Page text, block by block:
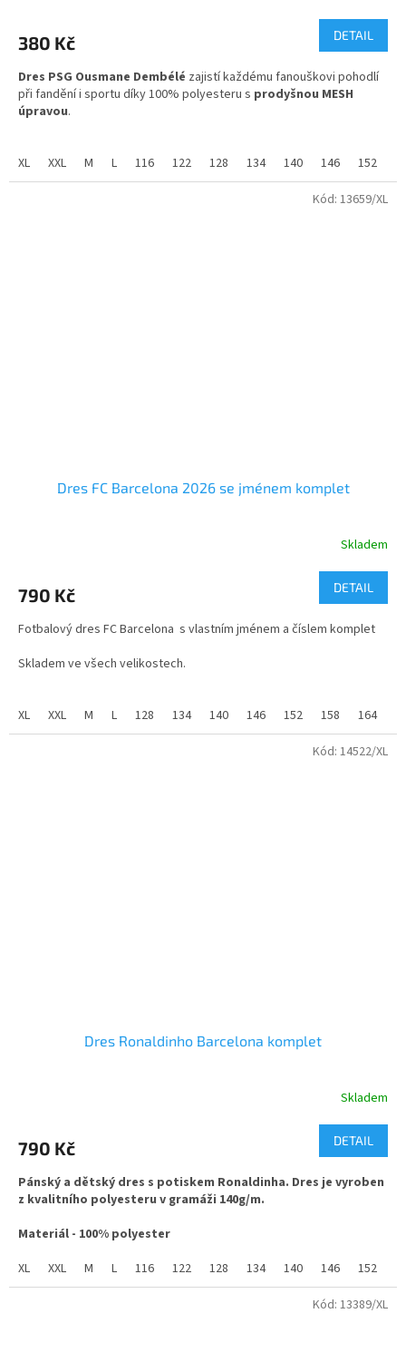
je
z
5
hvězdiček.
380 Kč DETAIL
Dres PSG Ousmane Dembélé zajistí každému fanouškovi pohodlí
při fandění i sportu díky 100% polyesteru s prodyšnou MESH
úpravou.
všech velikostech od 116 až po XXL.
XL XXL M L 116 122 128 134 140 146 152
Dres FC Barcelona 2026 se jménem komplet
je
z
hvězdiček.
Skladem
790 Kč DETAIL
Fotbalový dres FC Barcelona s vlastním jménem a číslem komplet
Skladem ve všech velikostech.
Fotbalový dres FC Barcelona je vyroben ze 100% polyesteru s
XL XXL M L 128 134 140 146 152 158 164
Kód: 13659/XL
Dres Ronaldinho Barcelona komplet
je
z
5
Skladem
790 Kč DETAIL
Pánský a dětský dres s potiskem Ronaldinha. Dres je vyroben
z kvalitního polyesteru v gramáži 140g/m.
Materiál - 100% polyester
XL
XXL M L 116 122 128 134 140 146 152
Kód: 14522/XL
Kód: 13389/XL